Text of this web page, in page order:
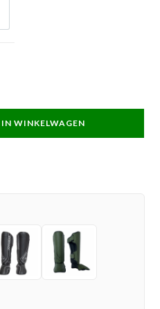
IN WINKELWAGEN